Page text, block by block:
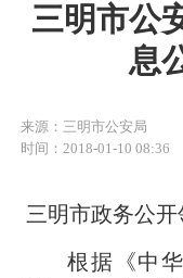
三明市公
息
来源：三明市公安局
时间：2018-01-10 08:36
三明市政务公开
根据《中